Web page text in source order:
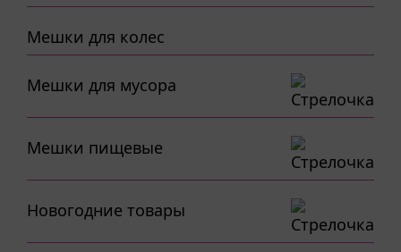
Мешки для колес
Мешки для мусора
Мешки пищевые
Новогодние товары